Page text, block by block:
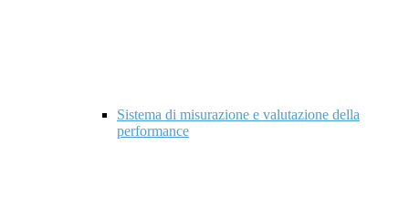
Sistema di misurazione e valutazione della
performance